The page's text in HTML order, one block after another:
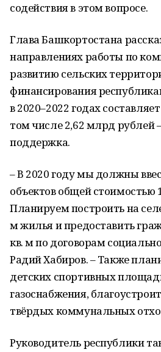
содействия в этом вопросе.
Глава Башкортостана
направлениях работы по
развитию сельских
финансирования
в 2020–2022 годах
том числе 2,62 млрд рублей
поддержка.
– В 2020 году мы должны
объектов общей стоимостью
Планируем построить на
м жилья и предоставить
кв. м по договорам
Радий Хабиров. – Также
детских спортивных
газоснабжения,
твёрдых коммунальных
Руководитель республики